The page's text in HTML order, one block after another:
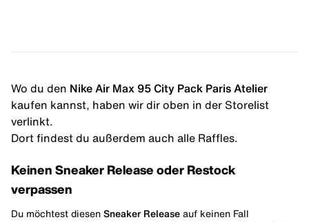
Wo du den Nike Air Max 95 City Pack Paris Atelier
kaufen kannst, haben wir dir oben in der Storelist
verlinkt.
Dort findest du außerdem auch alle Raffles.
Keinen Sneaker Release oder Restock
verpassen
Du möchtest diesen Sneaker Release auf keinen Fall